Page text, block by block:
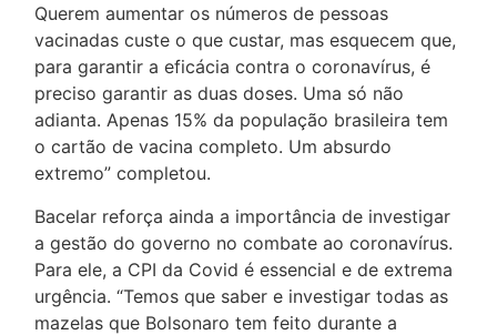
Querem aumentar os números de pessoas
vacinadas custe o que custar, mas esquecem que,
para garantir a eficácia contra o coronavírus, é
preciso garantir as duas doses. Uma só não
adianta. Apenas 15% da população brasileira tem
o cartão de vacina completo. Um absurdo
extremo” completou.
Bacelar reforça ainda a importância de investigar
a gestão do governo no combate ao coronavírus.
Para ele, a CPI da Covid é essencial e de extrema
urgência. “Temos que saber e investigar todas as
mazelas que Bolsonaro tem feito durante a